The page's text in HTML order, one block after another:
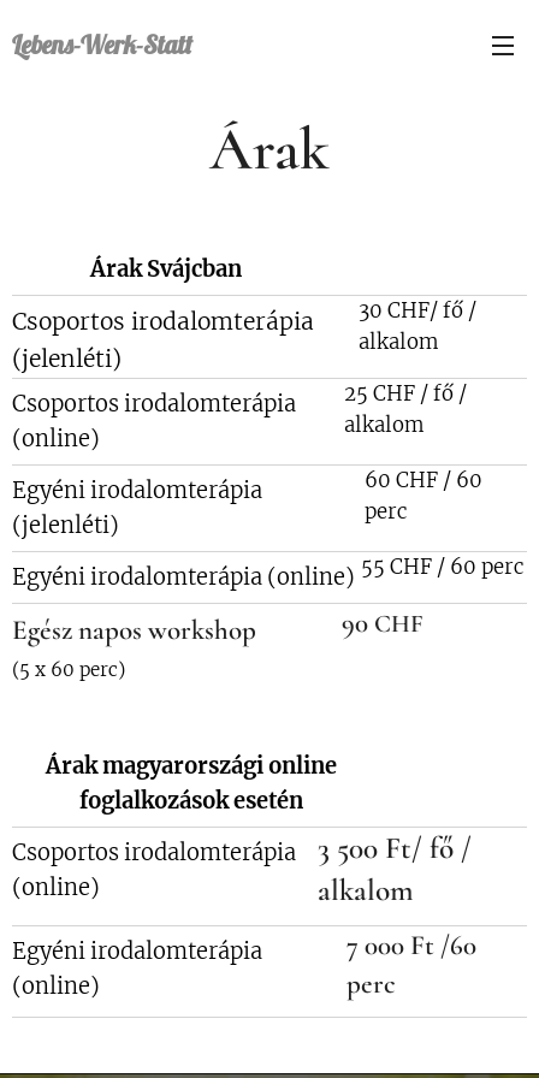
Lebens-Werk-Statt
Árak
Árak Svájcban
Csoportos irodalomterápia
(jelenléti)
30 CHF/ fő /
alkalom
Csoportos irodalomterápia
(online)
25 CHF / fő /
alkalom
Egyéni irodalomterápia
(jelenléti)
60 CHF / 60
perc
Egyéni irodalomterápia (online) 55 CHF / 60 perc
Egész napos workshop
(5 x 60 perc)
90 CHF
Árak magyarországi online
foglalkozások esetén
Csoportos irodalomterápia
(online)
3 500 Ft/ fő /
alkalom
Egyéni irodalomterápia
(online)
7 000 Ft /60
perc